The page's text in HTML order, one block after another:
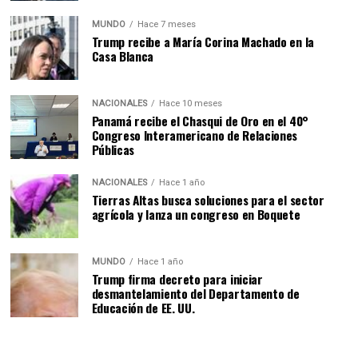
MUNDO Hace 7 meses
Trump recibe a María Corina Machado en la
Casa Blanca
NACIONALES Hace 10 meses
Panamá recibe el Chasqui de Oro en el 40°
Congreso Interamericano de Relaciones
Públicas
NACIONALES Hace 1 año
Tierras Altas busca soluciones para el sector
agrícola y lanza un congreso en Boquete
MUNDO Hace 1 año
Trump firma decreto para iniciar
desmantelamiento del Departamento de
Educación de EE. UU.